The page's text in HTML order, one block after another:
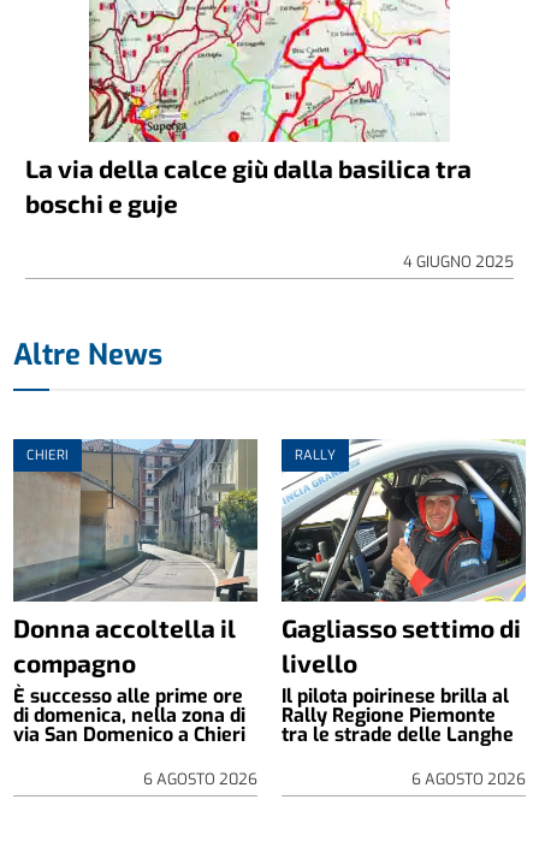
La via della calce giù dalla basilica tra
boschi e guje
4 GIUGNO 2025
Altre News
CHIERI
Donna accoltella il
compagno
È successo alle prime ore
di domenica, nella zona di
via San Domenico a Chieri
6 AGOSTO 2026
RALLY
Gagliasso settimo di
livello
Il pilota poirinese brilla al
Rally Regione Piemonte
tra le strade delle Langhe
6 AGOSTO 2026